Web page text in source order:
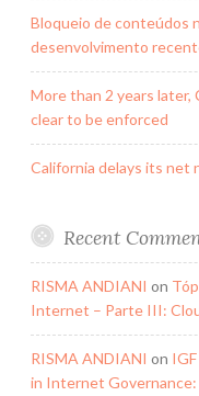
Bloqueio de conteúdos
desenvolvimento
More than 2 years
clear to be enforced
California delays its net
Recent
RISMA ANDIANI on
Internet – Parte III:
RISMA ANDIANI on
in Internet